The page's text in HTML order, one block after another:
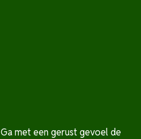
Ga met een gerust gevoel de